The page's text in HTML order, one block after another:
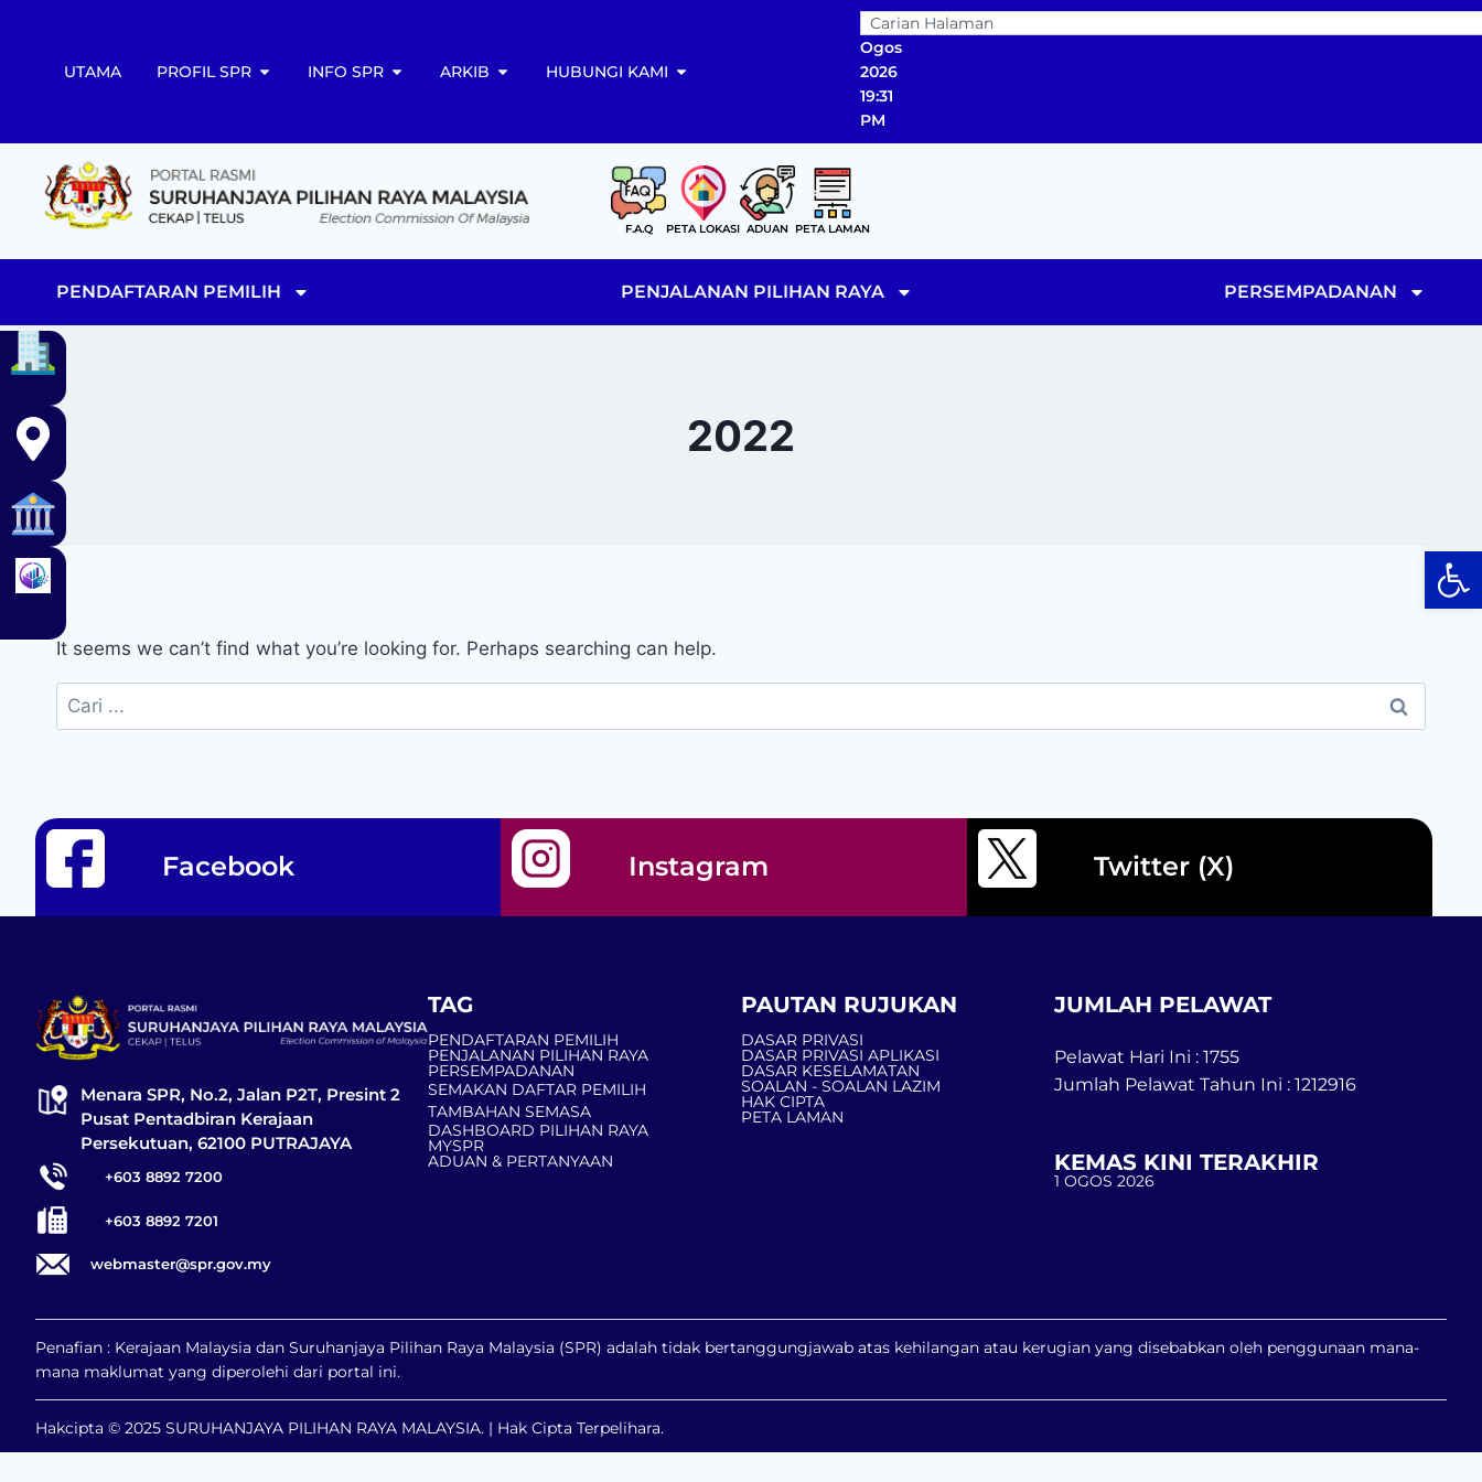
UTAMA PROFIL SPR INFO SPR ARKIB HUBUNGI KAMI
09
Ogos
2026
19:31
PM
F.A.Q PETA LOKASI ADUAN PETA LAMAN
PENDAFTARAN PEMILIH PENJALANAN PILIHAN RAYA PERSEMPADANAN
2022
It seems we can’t find what you’re looking for. Perhaps searching can help.
Facebook Instagram Twitter (X)
Menara SPR, No.2, Jalan P2T, Presint 2
Pusat Pentadbiran Kerajaan
Persekutuan, 62100 PUTRAJAYA
+603 8892 7200
+603 8892 7201
webmaster@spr.gov.my
TAG
PENDAFTARAN PEMILIH
PENJALANAN PILIHAN RAYA
PERSEMPADANAN
SEMAKAN DAFTAR PEMILIH
TAMBAHAN SEMASA
DASHBOARD PILIHAN RAYA
MYSPR
ADUAN & PERTANYAAN
PAUTAN RUJUKAN
DASAR PRIVASI
DASAR PRIVASI APLIKASI
DASAR KESELAMATAN
SOALAN - SOALAN LAZIM
HAK CIPTA
PETA LAMAN
JUMLAH PELAWAT
Pelawat Hari Ini : 1755
Jumlah Pelawat Tahun Ini : 1212916
KEMAS KINI TERAKHIR
1 OGOS 2026
Penafian : Kerajaan Malaysia dan Suruhanjaya Pilihan Raya Malaysia (SPR) adalah tidak bertanggungjawab atas kehilangan atau kerugian yang disebabkan oleh penggunaan mana-
mana maklumat yang diperolehi dari portal ini.
Hakcipta © 2025 SURUHANJAYA PILIHAN RAYA MALAYSIA. | Hak Cipta Terpelihara.